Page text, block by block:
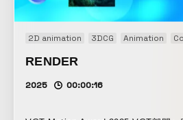
2D animation 3DCG Animation
RENDER
2025 00:00:16